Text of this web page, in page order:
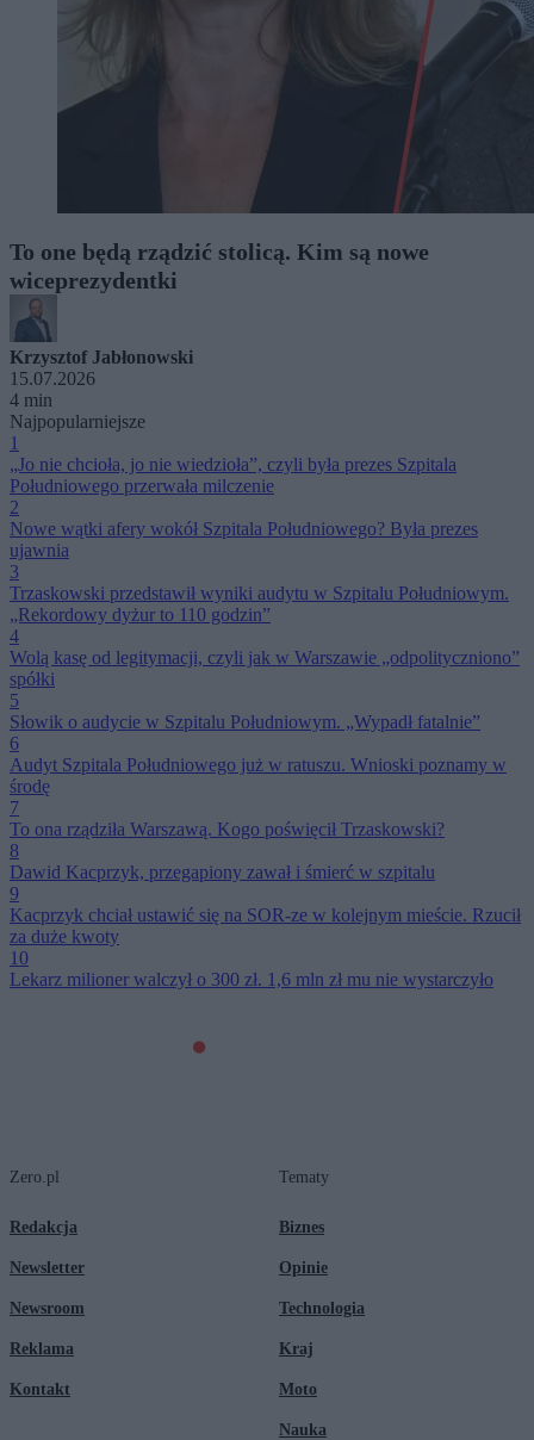
To one będą rządzić stolicą. Kim są nowe
wiceprezydentki
Krzysztof Jabłonowski
15.07.2026
4 min
Najpopularniejsze
1
„Jo nie chcioła, jo nie wiedzioła”, czyli była prezes Szpitala
Południowego przerwała milczenie
2
Nowe wątki afery wokół Szpitala Południowego? Była prezes
ujawnia
3
Trzaskowski przedstawił wyniki audytu w Szpitalu Południowym.
„Rekordowy dyżur to 110 godzin”
4
Wolą kasę od legitymacji, czyli jak w Warszawie „odpolityczniono”
spółki
5
Słowik o audycie w Szpitalu Południowym. „Wypadł fatalnie”
6
Audyt Szpitala Południowego już w ratuszu. Wnioski poznamy w
środę
7
To ona rządziła Warszawą. Kogo poświęcił Trzaskowski?
8
Dawid Kacprzyk, przegapiony zawał i śmierć w szpitalu
9
Kacprzyk chciał ustawić się na SOR-ze w kolejnym mieście. Rzucił
za duże kwoty
10
Lekarz milioner walczył o 300 zł. 1,6 mln zł mu nie wystarczyło
Zero.pl
Redakcja
Newsletter
Newsroom
Reklama
Kontakt
Tematy
Biznes
Opinie
Technologia
Kraj
Moto
Nauka